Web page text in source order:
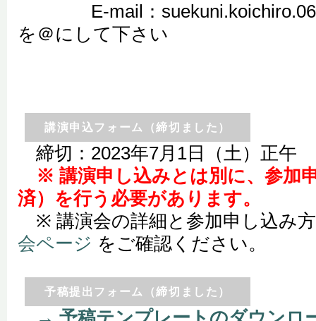
E-mail：
を＠にして下さい
講演申込フォーム（締切ました）
締切：2023年7月1日（土）正午
※ 講演申し込みとは別に、参加
済）を行う必要があります。
※ 講演会の詳細と参加申し込み
会ページ をご確認ください。
予稿提出フォーム（締切ました）